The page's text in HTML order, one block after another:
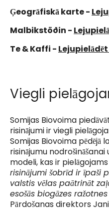
Ģeogrāfiskā karte -
Malbikstöðin -
Te & Kaffi -
Viegli
Somijas Biovoima
risinājumi ir viegli
Somijas Biovoima pēdējā
risinājumu
modeli, kas ir
risinājumi šobrīd ir īpaši
valstis vēlas paātrināt
esošās biogāzes
Pārdošanas direktors